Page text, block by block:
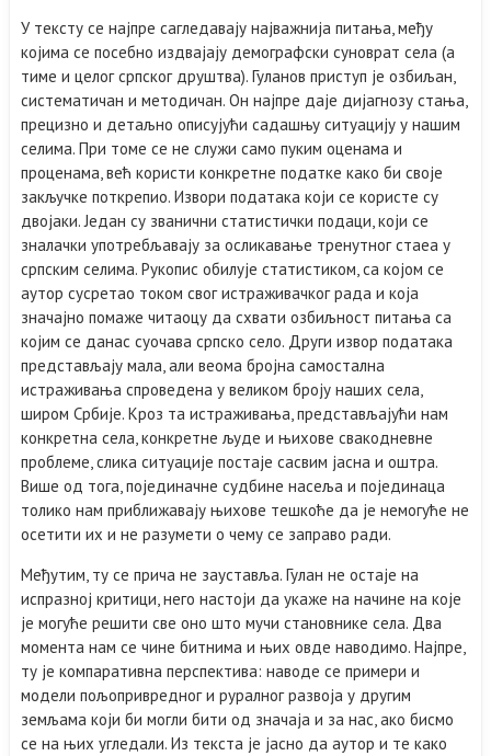
У тексту се најпре сагледавају најважнија питања, међу
којима се посебно издвајају демографски суноврат села (а
тиме и целог српског друштва). Гуланов приступ је озбиљан,
систематичан и методичан. Он најпре даје дијагнозу стања,
прецизно и детаљно описујући садашњу ситуацију у нашим
селима. При томе се не служи само пуким оценама и
проценама, већ користи конкретне податке како би своје
закључке поткрепио. Извори података који се користе су
двојаки. Један су званични статистички подаци, који се
зналачки употребљавају за осликавање тренутног стаеа у
српским селима. Рукопис обилује статистиком, са којом се
аутор сусретао током свог истраживачког рада и која
значајно помаже читаоцу да схвати озбиљност питања са
којим се данас суочава српско село. Други извор података
представљају мала, али веома бројна самостална
истраживања спроведена у великом броју наших села,
широм Србије. Кроз та истраживања, представљајући нам
конкретна села, конкретне људе и њихове свакодневне
проблеме, слика ситуације постаје сасвим јасна и оштра.
Више од тога, појединачне судбине насеља и појединаца
толико нам приближавају њихове тешкоће да је немогуће не
осетити их и не разумети о чему се заправо ради.
Међутим, ту се прича не зауставља. Гулан не остаје на
испразној критици, него настоји да укаже на начине на које
је могуће решити све оно што мучи становнике села. Два
момента нам се чине битнима и њих овде наводимо. Најпре,
ту је компаративна перспектива: наводе се примери и
модели пољопривредног и руралног развоја у другим
земљама који би могли бити од значаја и за нас, ако бисмо
се на њих угледали. Из текста је јасно да аутор и те како